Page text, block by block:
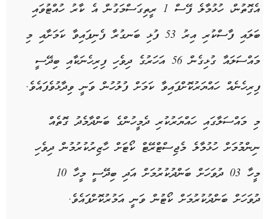
އެގޮތުން، ހުޅުމާލެ ފޭސް 1 ރީތިގަސްމަގުން އެ ކާރު ހުއްޓުވައި
ބަލައި ފާސްކުރި އިރު 53 ފުޅި ބަނގުރާ ފެނިފައިވާ ކަމަށާއި މި
މައްސަލައާ ގުޅިގެން 56 އަހަރުގެ ދިވެހި ފިރިހެނަކާއި ބިދޭސީ
ފިރިހެނެއް ހައްޔަރުކޮށްފައިވާ ކަމަށް ފުލުހުން ވަނީ ވިދާޅުވެފައެވެ.
މި މައްސަލާގައި ހައްޔަރުކުރި ދެމީހުންގެ ބަންދާމެދު ގޮތެއް
ނިންމުމަށް ހުޅުމާލެ މެޖިސްޓްރޭޓް ކޯޓަށް ހާޒިރުކުރުމުން ދިވެހި
މީހާ 03 ދުވަހަށް ބަންދުކުރުމަށް އަދި ބިދޭސީ މީހާ 10
ދުވަހަށް ބަންދުކުރުމަށް ކޯޓުން ވަނީ އަމުރުކޮށްފައެވެ.